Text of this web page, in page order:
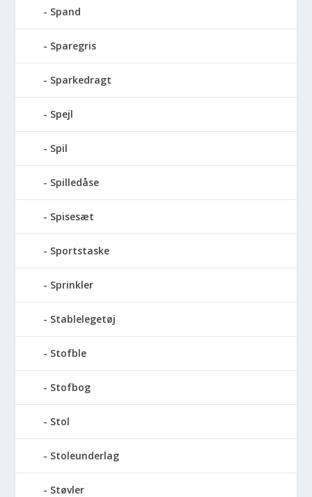
Spand
Sparegris
Sparkedragt
Spejl
Spil
Spilledåse
Spisesæt
Sportstaske
Sprinkler
Stablelegetøj
Stofble
Stofbog
Stol
Stoleunderlag
Støvler